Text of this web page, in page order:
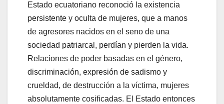
Estado ecuatoriano reconoció la existencia
persistente y oculta de mujeres, que a manos
de agresores nacidos en el seno de una
sociedad patriarcal, perdían y pierden la vida.
Relaciones de poder basadas en el género,
discriminación, expresión de sadismo y
crueldad, de destrucción a la víctima, mujeres
absolutamente cosificadas. El Estado entonces